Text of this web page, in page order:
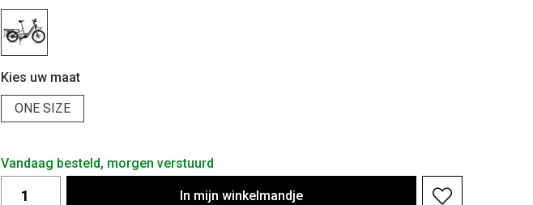
Kies uw maat
ONE SIZE
Vandaag besteld, morgen verstuurd
In mijn winkelmandje